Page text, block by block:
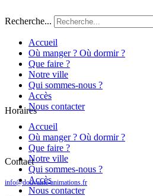
Recherche...
Accueil
Où manger ? Où dormir ?
Que faire ?
Notre ville
Qui sommes-nous ?
Accès
Nous contacter
Accueil
Où manger ? Où dormir ?
Que faire ?
Notre ville
Qui sommes-nous ?
Accès
Nous contacter
Horaires
Contact
info@douvaine-animations.fr